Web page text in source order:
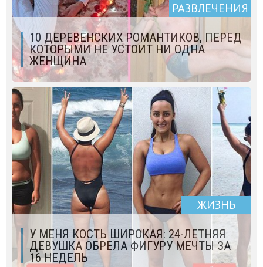
РАЗВЛЕЧЕНИЯ
10 ДЕРЕВЕНСКИХ РОМАНТИКОВ, ПЕРЕД
КОТОРЫМИ НЕ УСТОИТ НИ ОДНА
ЖЕНЩИНА
ЖИЗНЬ
У МЕНЯ КОСТЬ ШИРОКАЯ: 24-ЛЕТНЯЯ
ДЕВУШКА ОБРЕЛА ФИГУРУ МЕЧТЫ ЗА
16 НЕДЕЛЬ